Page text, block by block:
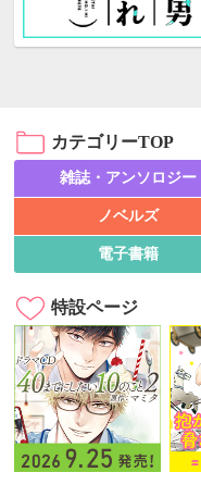
カテゴリーTOP
雑誌・アンソロジー
ノベルズ
電子書籍
特設ページ